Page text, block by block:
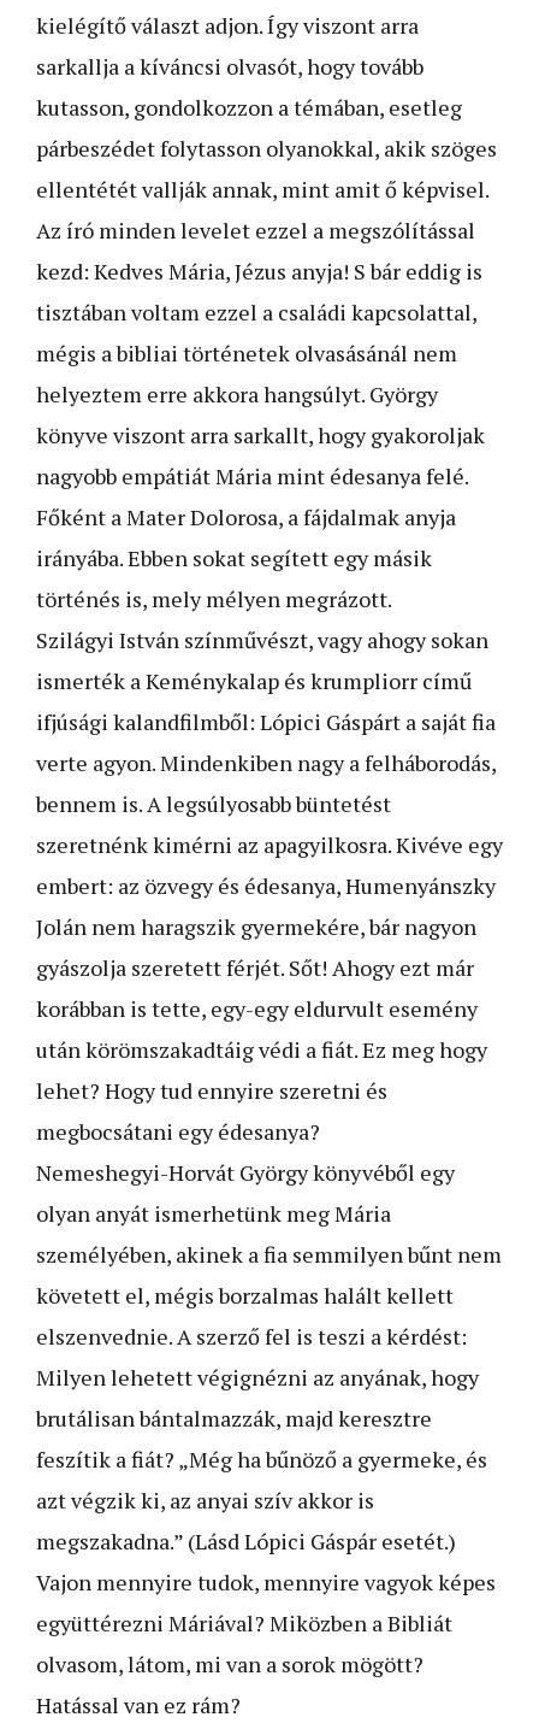
kielégítő választ adjon. Így viszont arra
sarkallja a kíváncsi olvasót, hogy tovább
kutasson, gondolkozzon a témában, esetleg
párbeszédet folytasson olyanokkal, akik szöges
ellentétét vallják annak, mint amit ő képvisel.
Az író minden levelet ezzel a megszólítással
kezd: Kedves Mária, Jézus anyja! S bár eddig is
tisztában voltam ezzel a családi kapcsolattal,
mégis a bibliai történetek olvasásánál nem
helyeztem erre akkora hangsúlyt. György
könyve viszont arra sarkallt, hogy gyakoroljak
nagyobb empátiát Mária mint édesanya felé.
Főként a Mater Dolorosa, a fájdalmak anyja
irányába. Ebben sokat segített egy másik
történés is, mely mélyen megrázott.
Szilágyi István színművészt, vagy ahogy sokan
ismerték a Keménykalap és krumpliorr című
ifjúsági kalandfilmből: Lópici Gáspárt a saját fia
verte agyon. Mindenkiben nagy a felháborodás,
bennem is. A legsúlyosabb büntetést
szeretnénk kimérni az apagyilkosra. Kivéve egy
embert: az özvegy és édesanya, Humenyánszky
Jolán nem haragszik gyermekére, bár nagyon
gyászolja szeretett férjét. Sőt! Ahogy ezt már
korábban is tette, egy-egy eldurvult esemény
után körömszakadtáig védi a fiát. Ez meg hogy
lehet? Hogy tud ennyire szeretni és
megbocsátani egy édesanya?
Nemeshegyi-Horvát György könyvéből egy
olyan anyát ismerhetünk meg Mária
személyében, akinek a fia semmilyen bűnt nem
követett el, mégis borzalmas halált kellett
elszenvednie. A szerző fel is teszi a kérdést:
Milyen lehetett végignézni az anyának, hogy
brutálisan bántalmazzák, majd keresztre
feszítik a fiát? „Még ha bűnöző a gyermeke, és
azt végzik ki, az anyai szív akkor is
megszakadna.” (Lásd Lópici Gáspár esetét.)
Vajon mennyire tudok, mennyire vagyok képes
együttérezni Máriával? Miközben a Bibliát
olvasom, látom, mi van a sorok mögött?
Hatással van ez rám?